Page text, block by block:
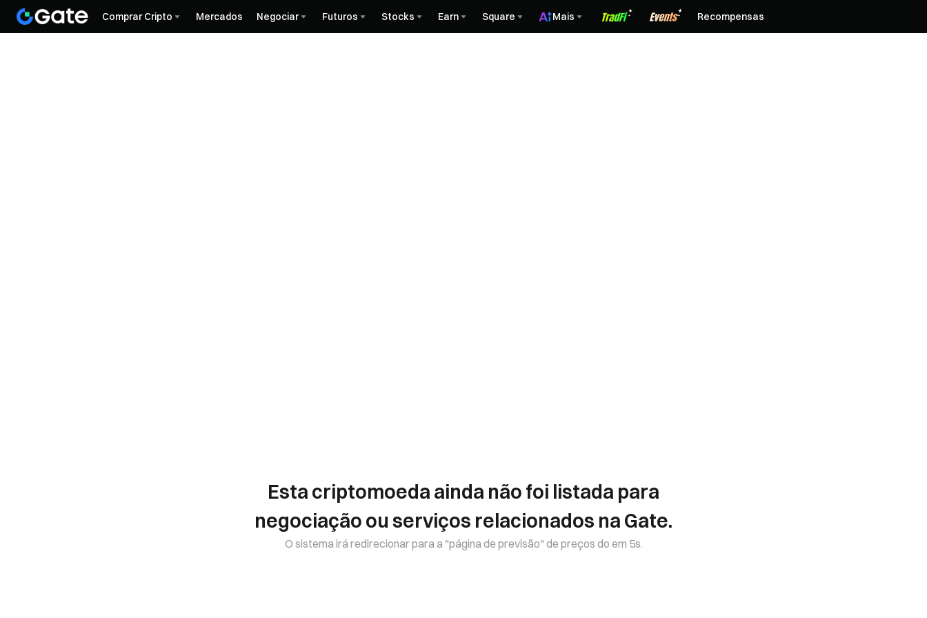
Comprar Cripto Mercados Negociar Futuros Stocks Earn Square Mais Recompensas
Esta criptomoeda ainda não foi listada para
negociação ou serviços relacionados na Gate.
O sistema irá redirecionar para a "página de previsão" de preços do em 5s.